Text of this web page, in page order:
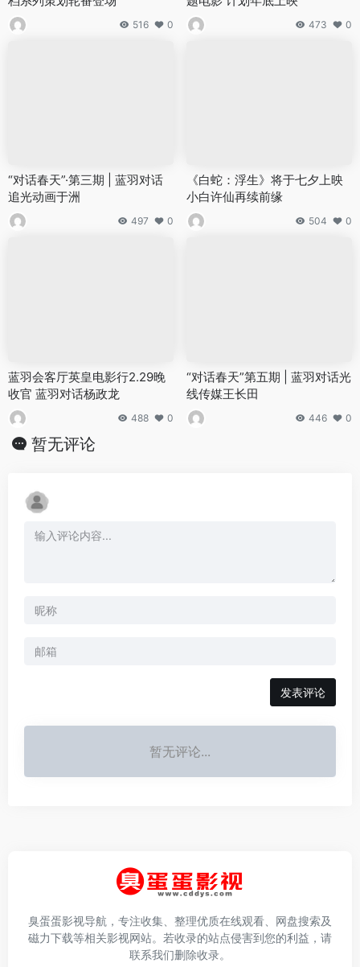
516 0 473 0
“对话春天”·第三期 | 蓝羽对话
追光动画于洲
497 0
《白蛇：浮生》将于七夕上映
小白许仙再续前缘
504 0
蓝羽会客厅英皇电影行2.29晚
收官 蓝羽对话杨政龙
488 0
“对话春天”第五期 | 蓝羽对话光
线传媒王长田
446 0
暂无评论
发表评论
暂无评论...
臭蛋蛋影视导航，专注收集、整理优质在线观看、网盘搜索及
磁力下载等相关影视网站。若收录的站点侵害到您的利益，请
联系我们删除收录。